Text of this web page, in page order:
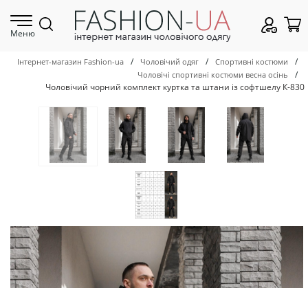
Меню
Інтернет-магазин Fashion-ua / Чоловічий одяг / Спортивні костюми /
Чоловічі спортивні костюми весна осінь
/
Чоловічий чорний комплект куртка та штани із софтшелу К-830